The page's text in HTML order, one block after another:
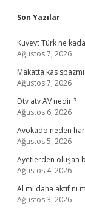
Son Yazılar
Kuveyt Türk ne
Ağustos 7, 2026
Makatta kas
Ağustos 7, 2026
Dtv atv AV nedir ?
Ağustos 6, 2026
Avokado neden
Ağustos 5, 2026
Ayetlerden oluşan
Ağustos 4, 2026
Al mı daha aktif ni
Ağustos 3, 2026